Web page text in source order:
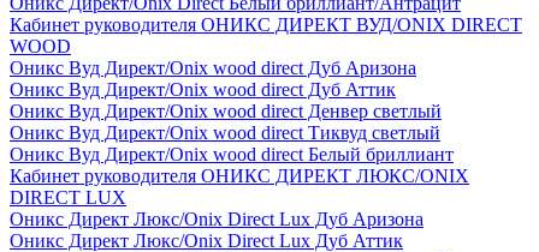
Кабинет руководителя ОНИКС ДИРЕКТ ВУД/ONIX DIRECT
WOOD
Оникс Вуд Директ/Onix wood direct Дуб Аризона
Оникс Вуд Директ/Onix wood direct Дуб Аттик
Оникс Вуд Директ/Onix wood direct Денвер светлый
Оникс Вуд Директ/Onix wood direct Тиквуд светлый
Оникс Вуд Директ/Onix wood direct Белый бриллиант
Кабинет руководителя ОНИКС ДИРЕКТ ЛЮКС/ONIX
DIRECT LUX
Оникс Директ Люкс/Onix Direct Lux Дуб Аризона
Оникс Директ Люкс/Onix Direct Lux Дуб Аттик